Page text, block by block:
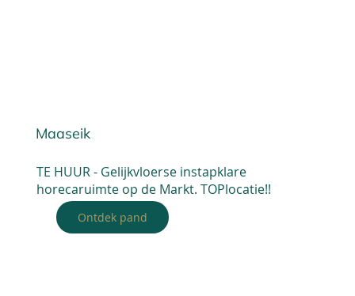
Maaseik
TE HUUR - Gelijkvloerse instapklare
horecaruimte op de Markt. TOPlocatie!!
Ontdek pand